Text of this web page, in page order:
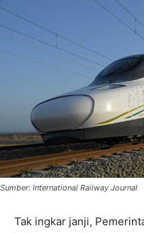
Sumber: International Railway Journal
Tak ingkar janji,